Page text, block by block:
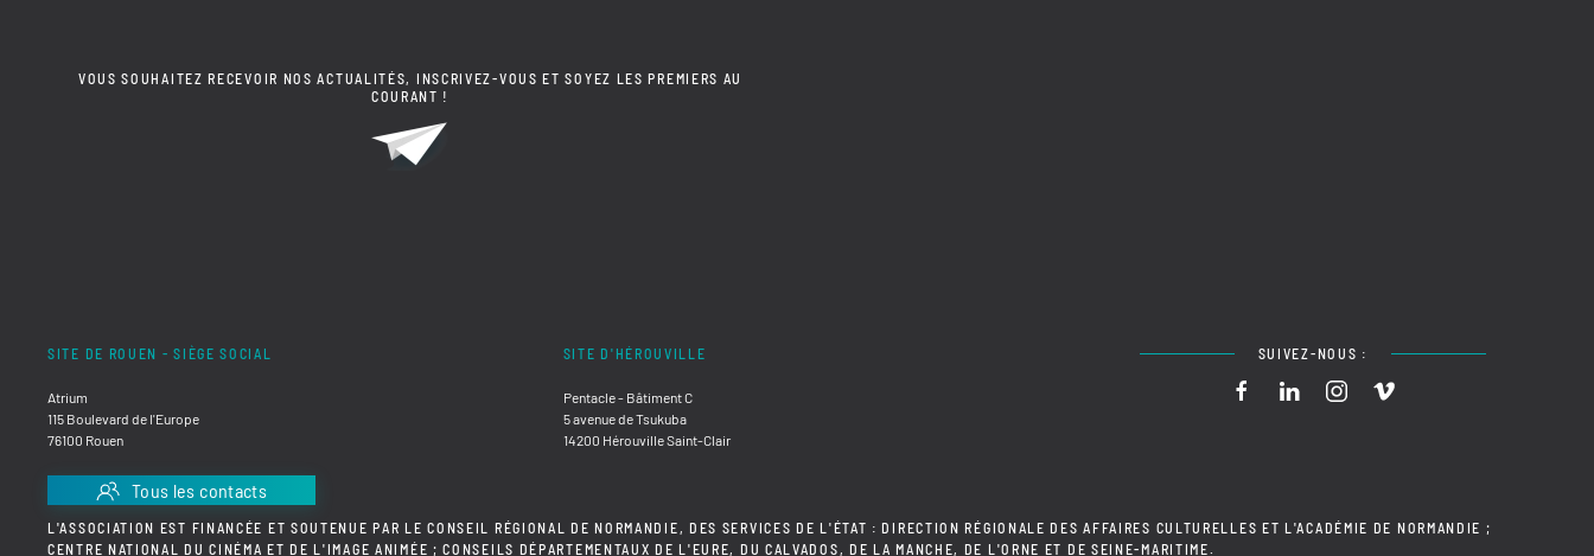
VOUS SOUHAITEZ RECEVOIR NOS ACTUALITÉS, INSCRIVEZ-VOUS ET SOYEZ LES PREMIERS AU
COURANT !
SITE DE ROUEN - SIÈGE SOCIAL
Atrium
115 Boulevard de l'Europe
76100 Rouen
Tous les contacts
SITE D'HÉROUVILLE
Pentacle - Bâtiment C
5 avenue de Tsukuba
14200 Hérouville Saint-Clair
SUIVEZ-NOUS :
L'ASSOCIATION EST FINANCÉE ET SOUTENUE PAR LE CONSEIL RÉGIONAL DE NORMANDIE, DES SERVICES DE L'ÉTAT : DIRECTION RÉGIONALE DES AFFAIRES CULTURELLES ET L'ACADÉMIE DE NORMANDIE ;
CENTRE NATIONAL DU CINÉMA ET DE L'IMAGE ANIMÉE ; CONSEILS DÉPARTEMENTAUX DE L'EURE, DU CALVADOS, DE LA MANCHE, DE L'ORNE ET DE SEINE-MARITIME.